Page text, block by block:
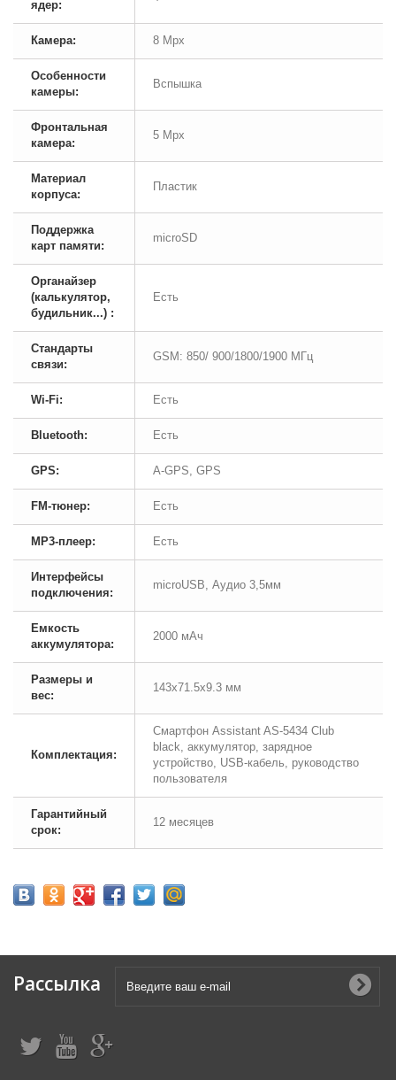
ядер:
Камера: 8 Mpx
Особенности
камеры:
Вспышка
Фронтальная
камера:
5 Mpx
Материал
корпуса:
Пластик
Поддержка
карт памяти:
microSD
Органайзер
(калькулятор,
будильник...) :
Есть
Стандарты
связи:
GSM: 850/ 900/1800/1900 МГц
Wi-Fi: Есть
Bluetooth: Есть
GPS: A-GPS, GPS
FM-тюнер: Есть
MP3-плеер: Есть
Интерфейсы
подключения:
microUSB, Аудио 3,5мм
Емкость
аккумулятора:
2000 мАч
Размеры и
вес:
143х71.5х9.3 мм
Комплектация:
Смартфон Assistant AS-5434 Club
black, аккумулятор, зарядное
устройство, USB-кабель, руководство
пользователя
Гарантийный
срок:
12 месяцев
Рассылка